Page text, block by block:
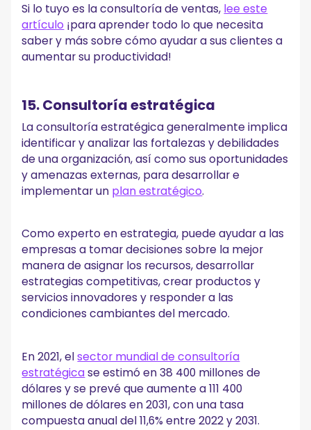
Si lo tuyo es la consultoría de ventas, lee este
artículo ¡para aprender todo lo que necesita
saber y más sobre cómo ayudar a sus clientes a
aumentar su productividad!
15. Consultoría estratégica
La consultoría estratégica generalmente implica
identificar y analizar las fortalezas y debilidades
de una organización, así como sus oportunidades
y amenazas externas, para desarrollar e
implementar un plan estratégico.
Como experto en estrategia, puede ayudar a las
empresas a tomar decisiones sobre la mejor
manera de asignar los recursos, desarrollar
estrategias competitivas, crear productos y
servicios innovadores y responder a las
condiciones cambiantes del mercado.
En 2021, elsector mundial de consultoría
estratégicase estimó en 38 400 millones de
dólares y se prevé que aumente a 111 400
millones de dólares en 2031, con una tasa
compuesta anual del 11,6% entre 2022 y 2031.